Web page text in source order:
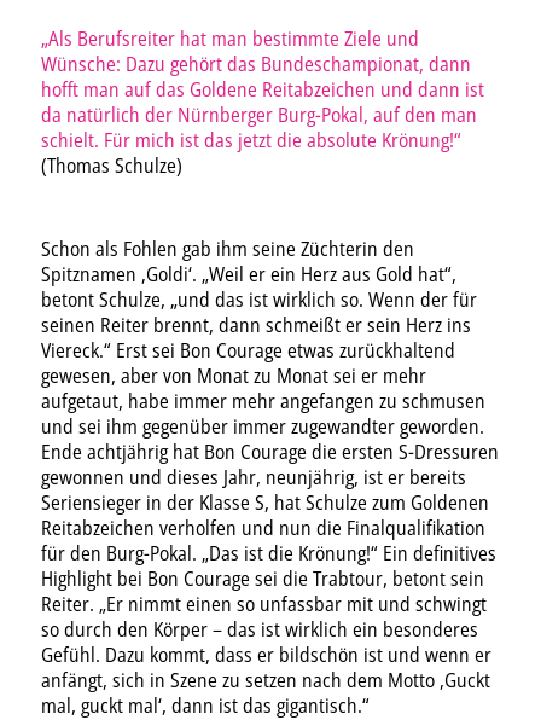
„Als Berufsreiter hat man bestimmte Ziele und
Wünsche: Dazu gehört das Bundeschampionat, dann
hofft man auf das Goldene Reitabzeichen und dann ist
da natürlich der Nürnberger Burg-Pokal, auf den man
schielt. Für mich ist das jetzt die absolute Krönung!“
(Thomas Schulze)
Schon als Fohlen gab ihm seine Züchterin den
Spitznamen ‚Goldi‘. „Weil er ein Herz aus Gold hat“,
betont Schulze, „und das ist wirklich so. Wenn der für
seinen Reiter brennt, dann schmeißt er sein Herz ins
Viereck.“ Erst sei Bon Courage etwas zurückhaltend
gewesen, aber von Monat zu Monat sei er mehr
aufgetaut, habe immer mehr angefangen zu schmusen
und sei ihm gegenüber immer zugewandter geworden.
Ende achtjährig hat Bon Courage die ersten S-Dressuren
gewonnen und dieses Jahr, neunjährig, ist er bereits
Seriensieger in der Klasse S, hat Schulze zum Goldenen
Reitabzeichen verholfen und nun die Finalqualifikation
für den Burg-Pokal. „Das ist die Krönung!“ Ein definitives
Highlight bei Bon Courage sei die Trabtour, betont sein
Reiter. „Er nimmt einen so unfassbar mit und schwingt
so durch den Körper – das ist wirklich ein besonderes
Gefühl. Dazu kommt, dass er bildschön ist und wenn er
anfängt, sich in Szene zu setzen nach dem Motto ‚Guckt
mal, guckt mal‘, dann ist das gigantisch.“